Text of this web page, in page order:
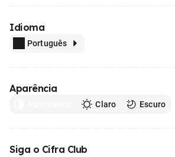
Idioma
Português
Aparência
Claro Escuro
Siga o Cifra Club